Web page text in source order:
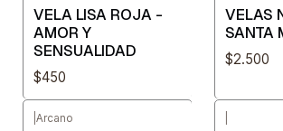
VELA LISA ROJA -
AMOR Y
SENSUALIDAD
$450
VELAS
SANTA
$2.500
Arcano